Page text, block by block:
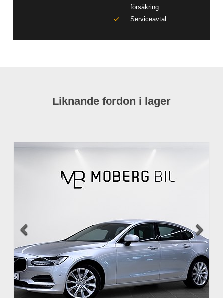
försäkring
Serviceavtal
Liknande fordon i lager
 